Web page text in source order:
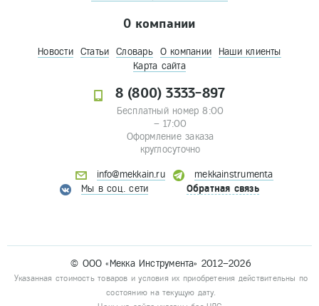
О компании
Новости Статьи Словарь О компании
Наши клиенты
Карта сайта
8 (800) 3333-897
Бесплатный номер 8:00
– 17:00
Оформление заказа
круглосуточно
info@mekkain.ru
mekkainstrumenta
Мы в соц. сети
Обратная связь
© ООО «Мекка Инструмента» 2012–2026
Указанная стоимость товаров и условия их приобретения действительны по
состоянию на текущую дату.